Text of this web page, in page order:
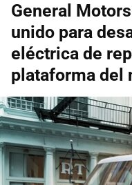
General
unido para
eléctrica de
plataforma del